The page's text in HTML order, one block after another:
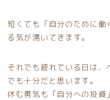
短くても「自分のために
る気が湧いてきます。
それでも疲れている日は
でも十分だと思います。
休む勇気も「自分への投資